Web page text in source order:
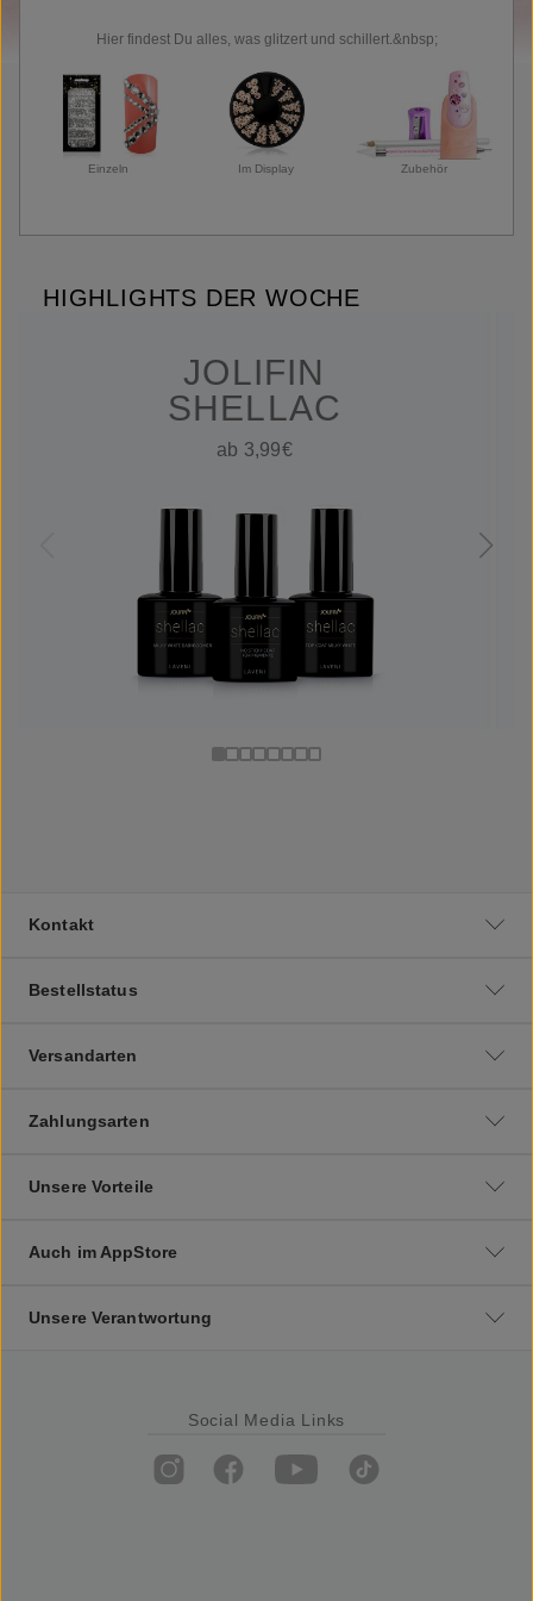
Hier findest Du alles, was glitzert und schillert.&nbsp;
Einzeln Im Display Zubehör
HIGHLIGHTS DER WOCHE
JOLIFIN
SHELLAC
ab 3,99€
Kontakt
Bestellstatus
Versandarten
Zahlungsarten
Unsere Vorteile
Auch im AppStore
Unsere Verantwortung
Social Media Links